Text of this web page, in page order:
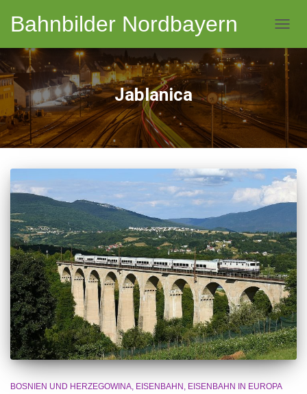
Bahnbilder Nordbayern
Jablanica
BOSNIEN UND HERZEGOWINA EISENBAHN EISENBAHN IN EUROPA